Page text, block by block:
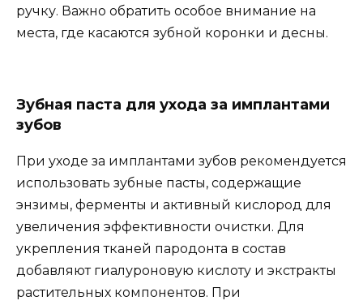
ручку. Важно обратить особое внимание на
места, где касаются зубной коронки и десны.
Зубная паста для ухода за имплантами
зубов
При уходе за имплантами зубов рекомендуется
использовать зубные пасты, содержащие
энзимы, ферменты и активный кислород для
увеличения эффективности очистки. Для
укрепления тканей пародонта в состав
добавляют гиалуроновую кислоту и экстракты
растительных компонентов. При